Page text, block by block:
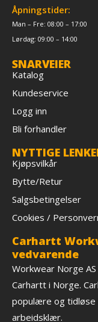
Åpningstider:
Man – Fre: 08:00 – 17:00
Lørdag: 09:00 – 14:00
SNARVEIER
Katalog
Kundeservice
Logg inn
Bli forhandler
NYTTIGE
Kjøpsvilkår
Bytte/Retur
Salgsbetingelser
Cookies /
Carhartt
vedvarende
Workwear Norge
Carhartt i Norge.
populære og tidløse
arbeidsklær.